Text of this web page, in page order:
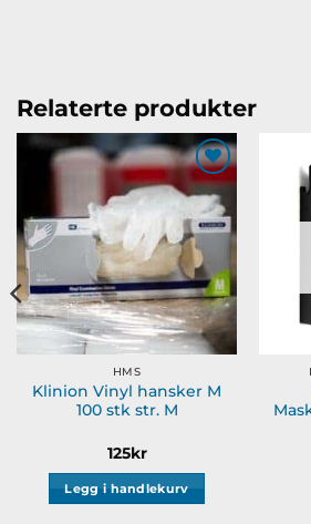
Relaterte produkter
Legg til
ønskeliste
HMS
Klinion Vinyl hansker M
100 stk str. M
125kr
Legg i handlekurv